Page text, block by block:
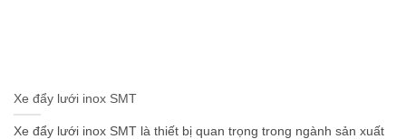
Xe đẩy lưới inox SMT
Xe đẩy lưới inox SMT là thiết bị quan trọng trong ngành sản xuất